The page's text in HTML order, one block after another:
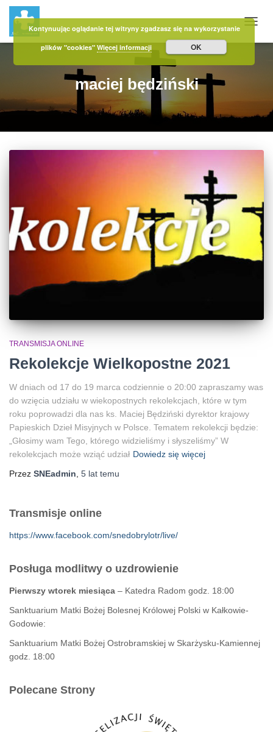
maciej będziński
TRANSMISJA ONLINE
Rekolekcje Wielkopostne 2021
W dniach od 17 do 19 marca codziennie o 20:00 zapraszamy was
do wzięcia udziału w wiekopostnych rekolekcjach, które w tym
roku poprowadzi dla nas ks. Maciej Będziński dyrektor krajowy
Papieskich Dzieł Misyjnych w Polsce. Tematem rekolekcji będzie:
„Głosimy wam Tego, którego widzieliśmy i słyszeliśmy” W
rekolekcjach może wziąć udział Dowiedz się więcej
Przez SNEadmin 5 lat temu
Transmisje online
https://www.facebook.com/snedobrylotr/live/
Posługa modlitwy o uzdrowienie
Pierwszy wtorek miesiąca – Katedra Radom godz. 18:00
Sanktuarium Matki Bożej Bolesnej Królowej Polski w Kałkowie-
Godowie:
Sanktuarium Matki Bożej Ostrobramskiej w Skarżysku-Kamiennej
godz. 18:00
Polecane Strony
Kontynuując oglądanie tej witryny zgadzasz się na wykorzystanie
plików "cookies"Więcej informacji OK